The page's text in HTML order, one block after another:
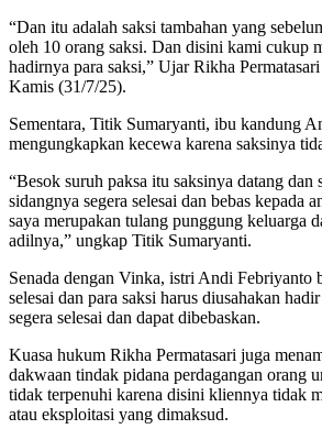
“Dan itu adalah saksi tambahan yang
oleh 10 orang saksi. Dan disini kami cukup
hadirnya para saksi,” Ujar Rikha
Kamis (31/7/25).
Sementara, Titik Sumaryanti, ibu kandung
mengungkapkan kecewa karena saksinya
“Besok suruh paksa itu saksinya datang dan
sidangnya segera selesai dan bebas kepada
saya merupakan tulang punggung keluarga
adilnya,” ungkap Titik Sumaryanti.
Senada dengan Vinka, istri Andi Febriyanto
selesai dan para saksi harus diusahakan
segera selesai dan dapat dibebaskan.
Kuasa hukum Rikha Permatasari juga
dakwaan tindak pidana perdagangan orang
tidak terpenuhi karena disini kliennya tidak
atau eksploitasi yang dimaksud.